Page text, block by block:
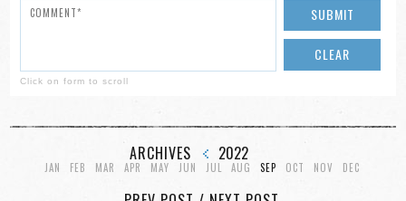
Click on form to scroll
ARCHIVES 2022
JAN FEB MAR APR MAY JUN JUL AUG SEP OCT NOV DEC